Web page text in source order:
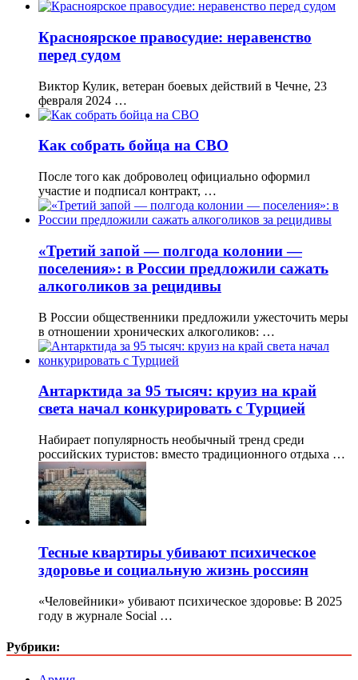
Красноярское правосудие: неравенство
перед судом
Виктор Кулик, ветеран боевых действий в Чечне, 23
февраля 2024 …
Как собрать бойца на СВО
После того как доброволец официально оформил
участие и подписал контракт, …
«Третий запой — полгода колонии —
поселения»: в России предложили сажать
алкоголиков за рецидивы
В России общественники предложили ужесточить меры
в отношении хронических алкоголиков: …
Антарктида за 95 тысяч: круиз на край
света начал конкурировать с Турцией
Набирает популярность необычный тренд среди
российских туристов: вместо традиционного отдыха …
Тесные квартиры убивают психическое
здоровье и социальную жизнь россиян
«Человейники» убивают психическое здоровье: В 2025
году в журнале Social …
Рубрики: